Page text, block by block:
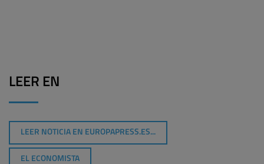
LEER EN
LEER NOTICIA EN EUROPAPRESS.ES...
EL ECONOMISTA